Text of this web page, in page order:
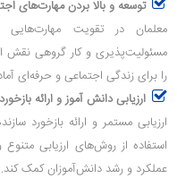
توسعه و بالا بردن مهارت‌های
معلمان در تقویت مهارت‌هایی
مسئولیت‌پذیری و کار گروهی نقش
را برای زندگی اجتماعی و حرفه‌ای
ارزیابی دانش آموز و ارائه
ارزیابی مستمر و ارائه بازخورد
استفاده از روش‌های ارزیابی متنوع
عملکرد و رشد دانش‌آموزان کمک کند.